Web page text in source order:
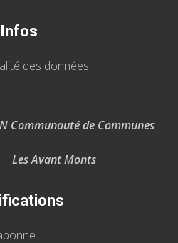
Infos
des données
Communauté de Communes
Monts